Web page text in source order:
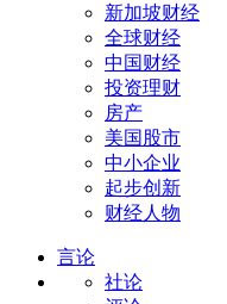
新加坡财经
全球财经
中国财经
投资理财
房产
美国股市
中小企业
起步创新
财经人物
言论
社论